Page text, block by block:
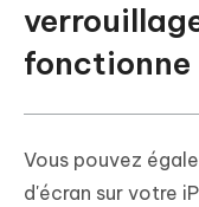
fonctionne
Vous pouvez
d'écran sur votre